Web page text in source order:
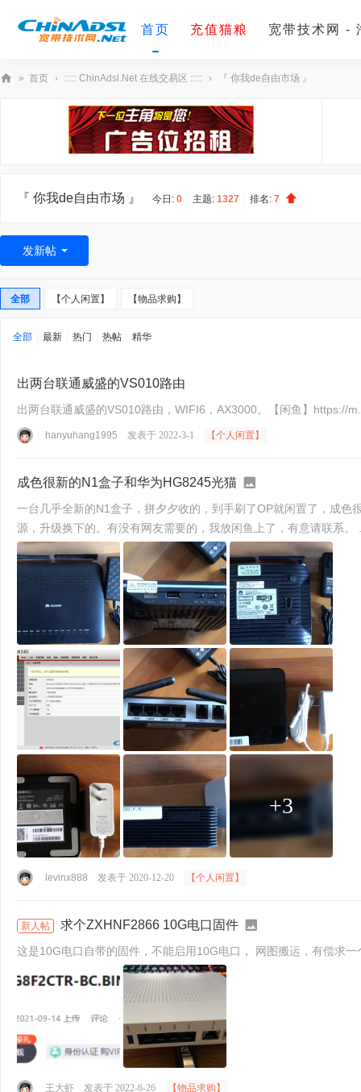
首页 充值猫粮 宽带技术网 -
» 首页 › ::::: ChinAdsl.Net 在线交易区 ::::: › 『 你我de自由市场 』
『 你我de自由市场 』 今日: 0 主题: 1327 排名: 7
发新帖
全部 【个人闲置】 【物品求购】
全部 最新 热门 热帖 精华
出两台联通威盛的VS010路由
出两台联通威盛的VS010路由，WIFI6，AX3000。【闲鱼】https://
hanyuhang1995 发表于 2022-3-1 【个人闲置】
成色很新的N1盒子和华为HG8245光猫
一台几乎全新的N1盒子，拼夕夕收的，到手刷了OP就闲置了，成
+3
levinx888 发表于 2020-12-20 【个人闲置】
新人帖 求个ZXHNF2866 10G电口固件
这是10G电口自带的固件，不能启用10G电
王大虾 发表于 2022-6-26 【物品求购】